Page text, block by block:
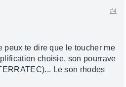
#4
peux te dire que le toucher me
choisie, son pourrave
Le son rhodes